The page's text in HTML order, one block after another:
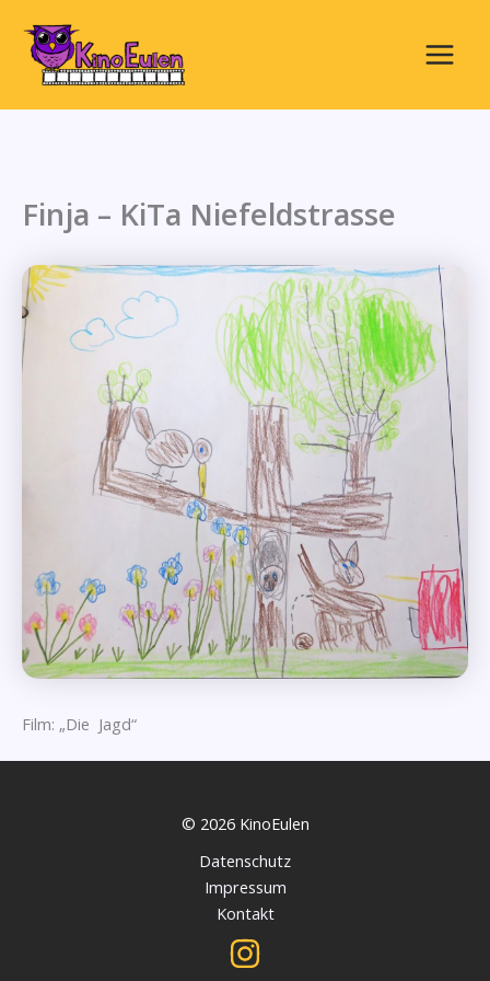
Inhalt
springen
Main
Menu
Finja – KiTa Niefeldstrasse
Film: „Die Jagd“
© 2026 KinoEulen
Datenschutz
Impressum
Kontakt